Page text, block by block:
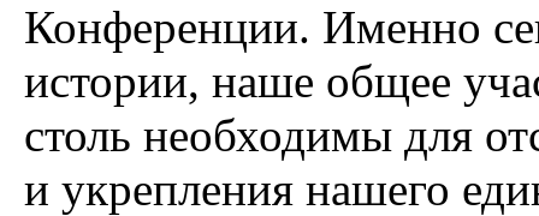
Конференции. Именно
истории, наше общее
столь необходимы для
и укрепления нашего